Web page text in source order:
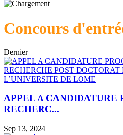
Concours
Dernier
APPEL A CANDIDATURE
RECHERC...
Sep 13, 2024